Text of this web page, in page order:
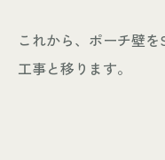
これから、ポーチ壁
工事と移ります。